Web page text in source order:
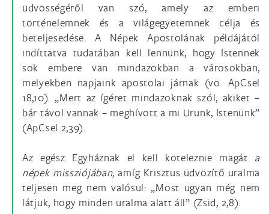
üdvösségéről van szó, amely az emberi
történelemnek és a világegyetemnek célja és
beteljesedése. A Népek Apostolának példájától
indíttatva tudatában kell lennünk, hogy Istennek
sok embere van mindazokban a városokban,
melyekben napjaink apostolai járnak (vö. ApCsel
18,10). „Mert az ígéret mindazoknak szól, akiket –
bár távol vannak – meghívott a mi Urunk, Istenünk”
(ApCsel 2,39).
Az egész Egyháznak el kell köteleznie magát a
népek missziójában, amíg Krisztus üdvözítő uralma
teljesen meg nem valósul: „Most ugyan még nem
látjuk, hogy minden uralma alatt áll” (Zsid, 2,8).